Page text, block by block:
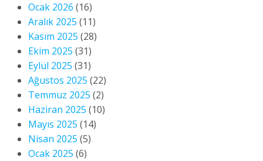
Ocak 2026 (16)
Aralık 2025 (11)
Kasım 2025 (28)
Ekim 2025 (31)
Eylül 2025 (31)
Ağustos 2025 (22)
Temmuz 2025 (2)
Haziran 2025 (10)
Mayıs 2025 (14)
Nisan 2025 (5)
Ocak 2025 (6)